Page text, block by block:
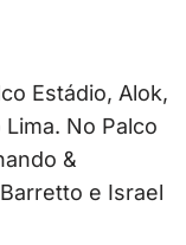
Estádio, Alok,
No Palco
&
e Israel